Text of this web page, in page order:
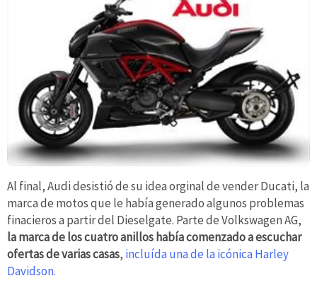
Al final, Audi desistió de su idea orginal de vender Ducati, la
marca de motos que le había generado algunos problemas
finacieros a partir del Dieselgate. Parte de Volkswagen AG,
la marca de los cuatro anillos había comenzado a escuchar
ofertas de varias casas, incluída una de la icónica Harley
Davidson.